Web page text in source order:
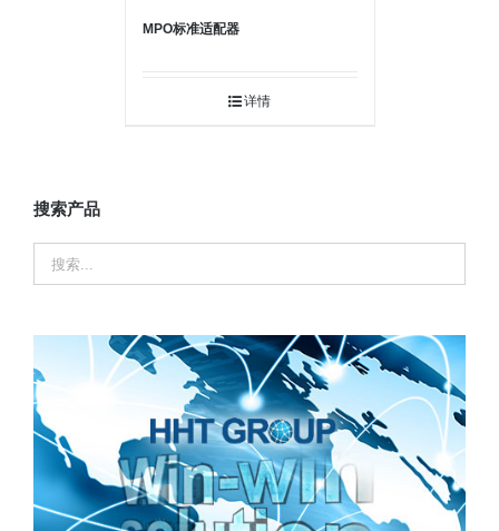
MPO标准适配器
详情
搜索产品